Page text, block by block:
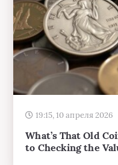
19:15, 10 апреля 2026
What’s That Old
to Checking the